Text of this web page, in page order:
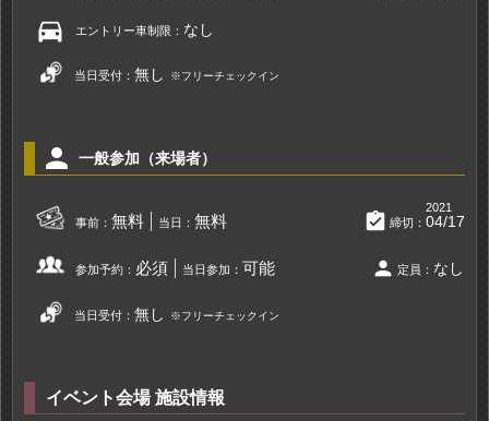
directions_car エントリー車制限： なし
当日受付：無し ※フリーチェックイン
person 一般参加（来場者）
事前： 無料 当日： 無料 assignment_turned_in 締切：
2021
04/17
参加予約： 必須 当日参加： 可能 person 定員： なし
当日受付：無し ※フリーチェックイン
イベント会場 施設情報